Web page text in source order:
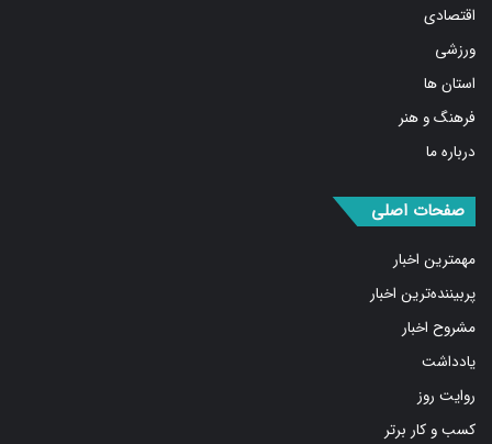
اقتصادی
ورزشی
استان ها
فرهنگ و هنر
درباره ما
صفحات اصلی
مهمترین اخبار
پربیننده‌ترین اخبار
مشروح اخبار
یادداشت
روایت روز
کسب و کار برتر